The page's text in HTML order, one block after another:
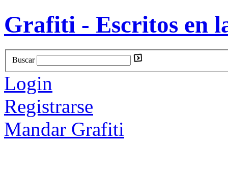
Grafiti - Escritos en
Buscar
Login
Registrarse
Mandar Grafiti